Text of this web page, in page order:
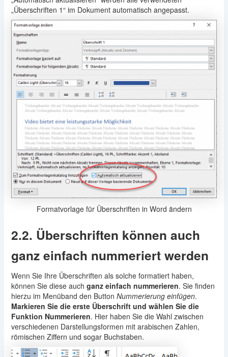
„Überschriften 1“ im Dokument automatisch angepasst.
Formatvorlage für Überschriften in Word ändern
2.2. Überschriften können auch
ganz einfach nummeriert werden
Wenn Sie Ihre Überschriften als solche formatiert haben,
können Sie diese auch ganz einfach nummerieren. Sie finden
hierzu im Menüband den Button Nummerierung einfügen.
Markieren Sie die erste Überschrift und wählen Sie die
Funktion Nummerieren. Hier haben Sie die Wahl zwischen
verschiedenen Darstellungsformen mit arabischen Zahlen,
römischen Ziffern und sogar Buchstaben.